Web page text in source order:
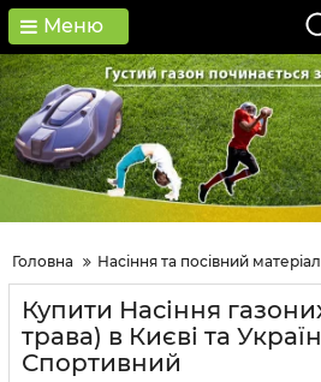
Меню
Головна Насіння та посівний матеріал
Купити Насіння
трава) в Києві та
Спортивний